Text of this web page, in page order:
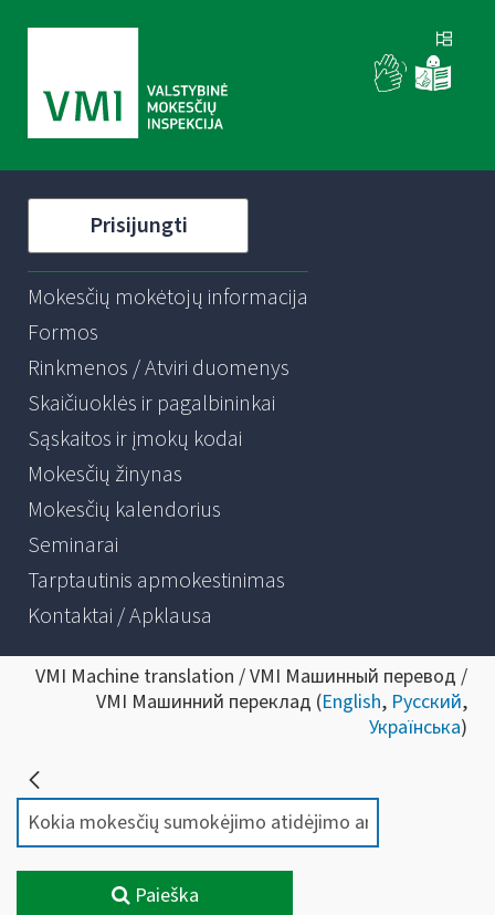
Prisijungti
Mokesčių mokėtojų informacija
Formos
Rinkmenos / Atviri duomenys
Skaičiuoklės ir pagalbininkai
Sąskaitos ir įmokų kodai
Mokesčių žinynas
Mokesčių kalendorius
Seminarai
Tarptautinis apmokestinimas
Kontaktai / Apklausa
VMI Machine translation / VMI Машинный перевод /
VMI Машинний переклад (English, Русский,
Українська)
Paieška